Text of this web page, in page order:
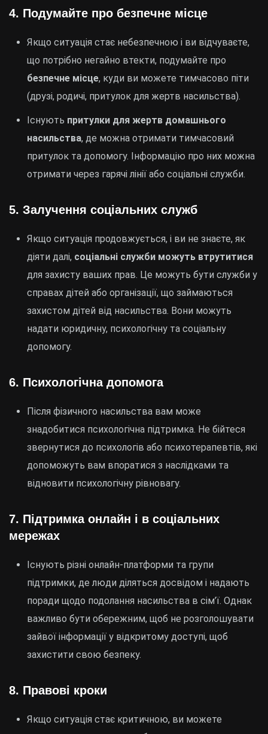
4. Подумайте про безпечне місце
Якщо ситуація стає небезпечною і ви відчуваєте,
що потрібно негайно втекти, подумайте про
безпечне місце, куди ви можете тимчасово піти
(друзі, родичі, притулок для жертв насильства).
Існують притулки для жертв домашнього
насильства, де можна отримати тимчасовий
притулок та допомогу. Інформацію про них можна
отримати через гарячі лінії або соціальні служби.
5. Залучення соціальних служб
Якщо ситуація продовжується, і ви не знаєте, як
діяти далі, соціальні служби можуть втрутитися
для захисту ваших прав. Це можуть бути служби у
справах дітей або організації, що займаються
захистом дітей від насильства. Вони можуть
надати юридичну, психологічну та соціальну
допомогу.
6. Психологічна допомога
Після фізичного насильства вам може
знадобитися психологічна підтримка. Не бійтеся
звернутися до психологів або психотерапевтів, які
допоможуть вам впоратися з наслідками та
відновити психологічну рівновагу.
7. Підтримка онлайн і в соціальних
мережах
Існують різні онлайн-платформи та групи
підтримки, де люди діляться досвідом і надають
поради щодо подолання насильства в сім’ї. Однак
важливо бути обережним, щоб не розголошувати
зайвої інформації у відкритому доступі, щоб
захистити свою безпеку.
8. Правові кроки
Якщо ситуація стає критичною, ви можете